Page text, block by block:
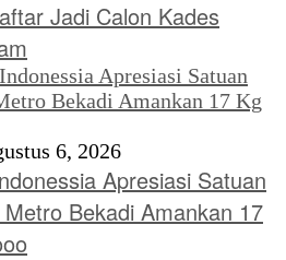
Jadi Calon Kades
6, 2026
Apresiasi Satuan
Bekadi Amankan 17